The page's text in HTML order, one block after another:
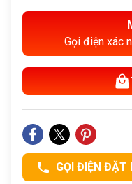
Gọi điện xác
GỌI ĐIỆN ĐẶT